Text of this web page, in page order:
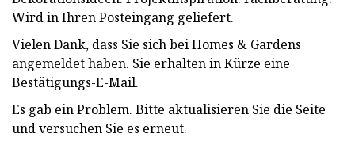
Wird in Ihren Posteingang geliefert.
Vielen Dank, dass Sie sich bei Homes & Gardens
angemeldet haben. Sie erhalten in Kürze eine
Bestätigungs-E-Mail.
Es gab ein Problem. Bitte aktualisieren Sie die Seite
und versuchen Sie es erneut.